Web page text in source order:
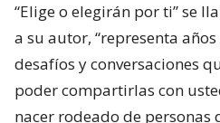
“Elige o elegirán por ti” se
a su autor, “representa
desafíos y conversaciones
poder compartirlas con
nacer rodeado de personas